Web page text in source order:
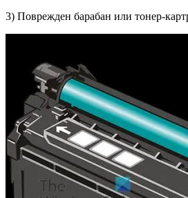
3) Поврежден барабан или тонер-